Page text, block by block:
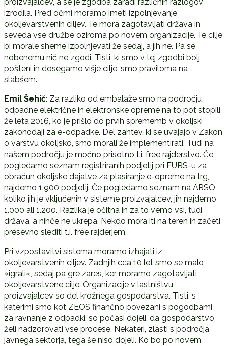
izrodila. Pred očmi moramo imeti izpolnjevanje
okoljevarstvenih ciljev. Te mora zagotavljati država in
seveda vse družbe oziroma po novem organizacije. Te cilje
bi morale sheme izpolnjevati že sedaj, a jih ne. Pa se
nobenemu nič ne zgodi. Tisti, ki smo v tej zgodbi bolj
pošteni in dosegamo višje cilje, smo praviloma na
slabšem.
Emil Šehič: Za razliko od embalaže smo na področju
odpadne električne in elektronske opreme na to pot stopili
že leta 2016, ko je prišlo do prvih sprememb v okoljski
zakonodaji za e-odpadke. Del zahtev, ki se uvajajo v Zakon
o varstvu okoljsko, smo morali že implementirati. Tudi na
našem področju je močno prisotno t.i. free rajderstvo. Če
pogledamo seznam registriranih podjetij pri FURS-u za
obračun okoljske dajatve za plasiranje e-opreme na trg,
najdemo 1.900 podjetij. Če pogledamo seznam na ARSO,
koliko jih je vključenih v sisteme proizvajalcev, jih najdemo
1.000 ali 1.200. Razlika je očitna in za to vemo vsi, tudi
država, a nihče ne ukrepa. Nekdo mora iti na teren in začeti
presevno slediti t.i. free rajderjem.
Pri vzpostavitvi sistema moramo izhajati iz
okoljevarstvenih ciljev. Zadnjih cca 10 let smo se malo
»igrali«, sedaj pa gre zares, ker moramo zagotavljati
okoljevarstvene cilje. Organizacije v lastništvu
proizvajalcev so del krožnega gospodarstva. Tisti, s
katerimi smo kot ZEOS finančno povezani s pogodbami
za ravnanje z odpadki, so počasi dojeli, da gospodarstvo
želi nadzorovati vse procese. Nekateri, zlasti s področja
javnega sektorja, tega še niso dojeli. Ko bo po novem